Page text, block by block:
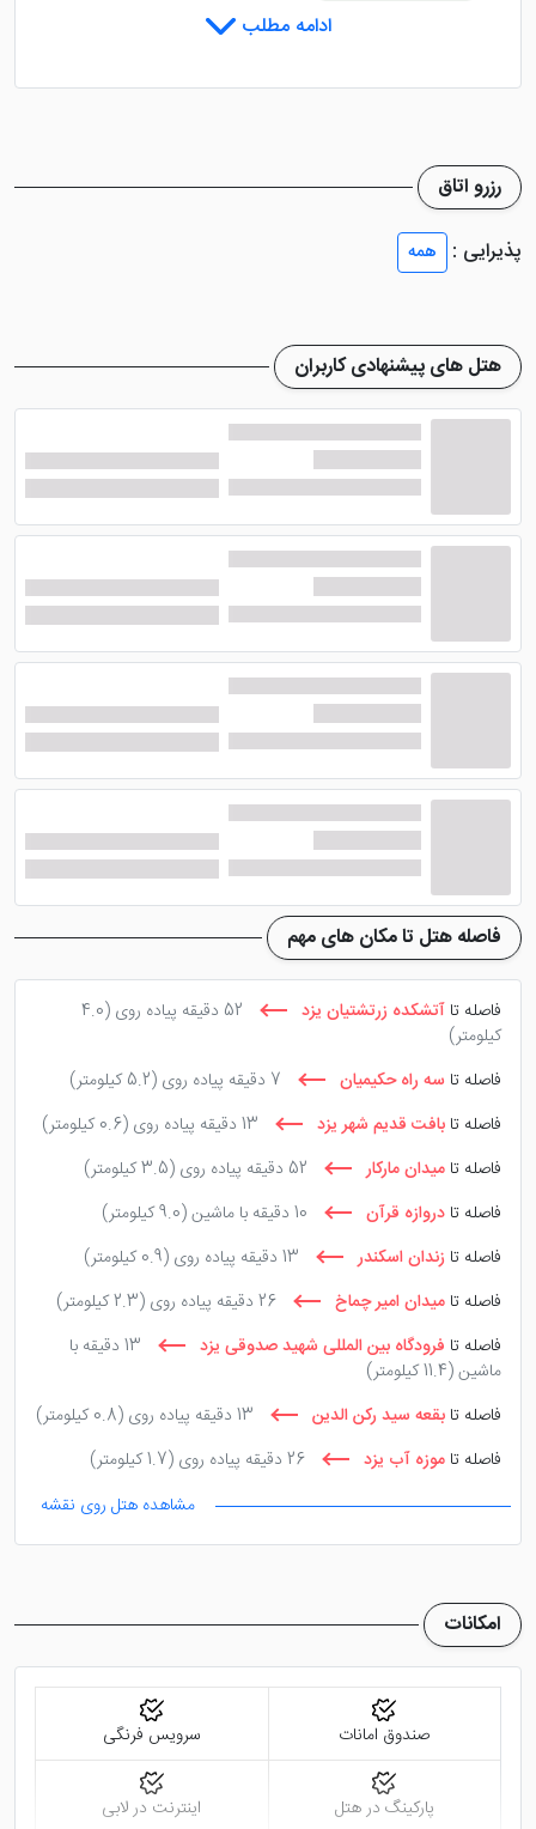
ای طراحی شده اند و در اختیار میهمانان قرار گرفته اند. اتاق
است که شاید نتواند خواسته میهمانان را به خوبی اجابت
پوشش می دهد.
شماره تلفن اقامتگاه سنتی پارس یزد
و میهمانان از طریق رزرو آنلاین می توانند در این هتل یزد
اقامت داشته باشند. از دیگر جذابیت های این اقامتگاه وجود
زنده کرده و ما دهه 60 ها را به یاد دوران کودکی می اندازد.
اقامتگاه بومگردی پارس یزد به چه ابنیه
هایی نزدیک است؟
هتل پارس یزد به موزه سکه، زندان اسکندر، خانه لاری‌ها،
بقعه 12 امام، مسجد جامع یزد، مجموعه تاریخی امیرچخماق
و ... بسیار نزدیک است و شما با اندکی پیاده روی به اماکن
ذکر شده خواهید رسید. تهیه بلیط، تاکسی رایگان از فرودگاه
به هتل، اینترنت رایگان و ... از دیگر خدمات هتل محسوب
می شوند.
ادامه مطلب
رزرو اتاق
پذیرایی :
همه
هتل های پیشنهادی کاربران
فاصله هتل تا مکان های مهم
فاصله تا آتشکده زرتشتیان یزد 52 دقیقه پیاده روی
(4.0
کیلومتر)
فاصله تا سه راه حکیمیان 7 دقیقه پیاده روی
(5.2 کیلومتر)
فاصله تا بافت قدیم شهر یزد 13 دقیقه پیاده روی
(0.6 کیلومتر)
فاصله تا میدان مارکار 52 دقیقه پیاده روی
(3.5 کیلومتر)
فاصله تا دروازه قرآن 10 دقیقه با ماشین
(9.0 کیلومتر)
فاصله تا زندان اسکندر 13 دقیقه پیاده روی
(0.9 کیلومتر)
فاصله تا میدان امیر چماخ 26 دقیقه پیاده روی
(2.3 کیلومتر)
فاصله تا فرودگاه بین المللی شهید صدوقی یزد
13 دقیقه با
ماشین(11.4 کیلومتر)
فاصله تا بقعه سید رکن الدین 13 دقیقه پیاده روی
(0.8 کیلومتر)
فاصله تا موزه آب یزد 26 دقیقه پیاده روی
(1.7 کیلومتر)
مشاهده هتل روی نقشه
امکانات
صندوق امانات سرویس فرنگی
پارکینگ در هتل اینترنت در لابی